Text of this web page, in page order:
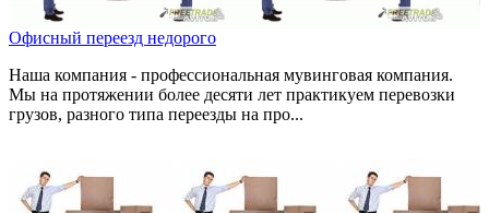
Офисный переезд недорого
Наша компания - профессиональная мувинговая компания.
Мы на протяжении более десяти лет практикуем перевозки
грузов, разного типа переезды на про...